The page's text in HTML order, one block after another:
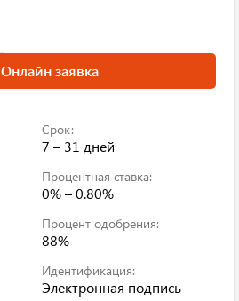
Онлайн заявка
Срок:
7 – 31 дней
Процентная ставка:
0% – 0.80%
Процент одобрения:
88%
Идентификация:
Электронная подпись